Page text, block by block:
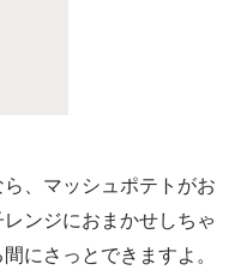
、マッシュポテトがお
ンジにおまかせしちゃ
にさっとできますよ。